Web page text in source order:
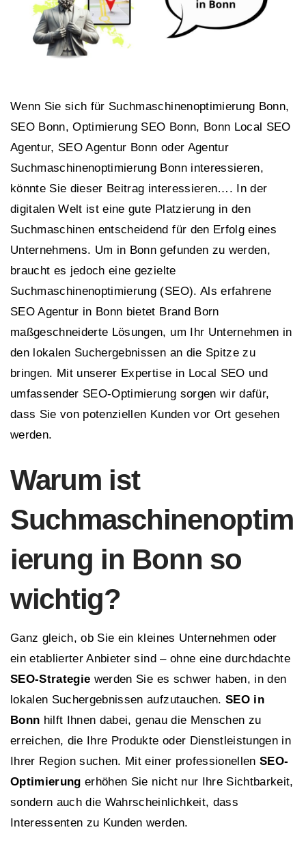
Wenn Sie sich für Suchmaschinenoptimierung Bonn,
SEO Bonn, Optimierung SEO Bonn, Bonn Local SEO
Agentur, SEO Agentur Bonn oder Agentur
Suchmaschinenoptimierung Bonn interessieren,
könnte Sie dieser Beitrag interessieren…. In der
digitalen Welt ist eine gute Platzierung in den
Suchmaschinen entscheidend für den Erfolg eines
Unternehmens. Um in Bonn gefunden zu werden,
braucht es jedoch eine gezielte
Suchmaschinenoptimierung (SEO). Als erfahrene
SEO Agentur in Bonn bietet Brand Born
maßgeschneiderte Lösungen, um Ihr Unternehmen in
den lokalen Suchergebnissen an die Spitze zu
bringen. Mit unserer Expertise in Local SEO und
umfassender SEO-Optimierung sorgen wir dafür,
dass Sie von potenziellen Kunden vor Ort gesehen
werden.
Warum ist
Suchmaschinenoptim
ierung in Bonn so
wichtig?
Ganz gleich, ob Sie ein kleines Unternehmen oder
ein etablierter Anbieter sind – ohne eine durchdachte
SEO-Strategie werden Sie es schwer haben, in den
lokalen Suchergebnissen aufzutauchen. SEO in
Bonn hilft Ihnen dabei, genau die Menschen zu
erreichen, die Ihre Produkte oder Dienstleistungen in
Ihrer Region suchen. Mit einer professionellen SEO-
Optimierung erhöhen Sie nicht nur Ihre Sichtbarkeit,
sondern auch die Wahrscheinlichkeit, dass
Interessenten zu Kunden werden.